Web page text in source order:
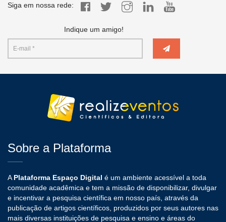
Siga em nossa rede:
Indique um amigo!
Sobre a Plataforma
A Plataforma Espaço Digital é um ambiente acessível a toda
comunidade acadêmica e tem a missão de disponibilizar, divulgar
e incentivar a pesquisa científica em nosso país, através da
publicação de artigos científicos, produzidos por seus autores nas
mais diversas instituições de pesquisa e ensino e áreas do